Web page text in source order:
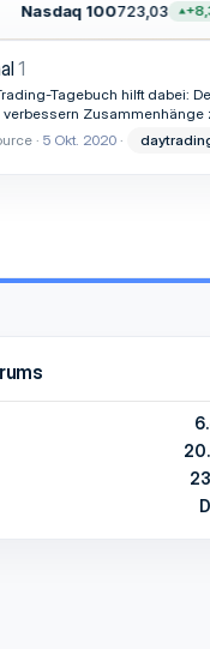
Nasdaq 100723,03
1
Tagebuch hilft dabei:
Zusammenhänge
5 Okt. 2020